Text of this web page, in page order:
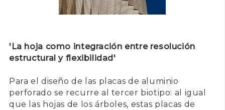
'La hoja como integración entre resolución
estructural y flexibilidad'
Para el diseño de las placas de aluminio
perforado se recurre al tercer biotipo: al igual
que las hojas de los árboles, estas placas de